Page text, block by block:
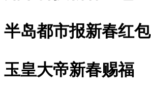
半岛都市报新春红包
玉皇大帝新春赐福